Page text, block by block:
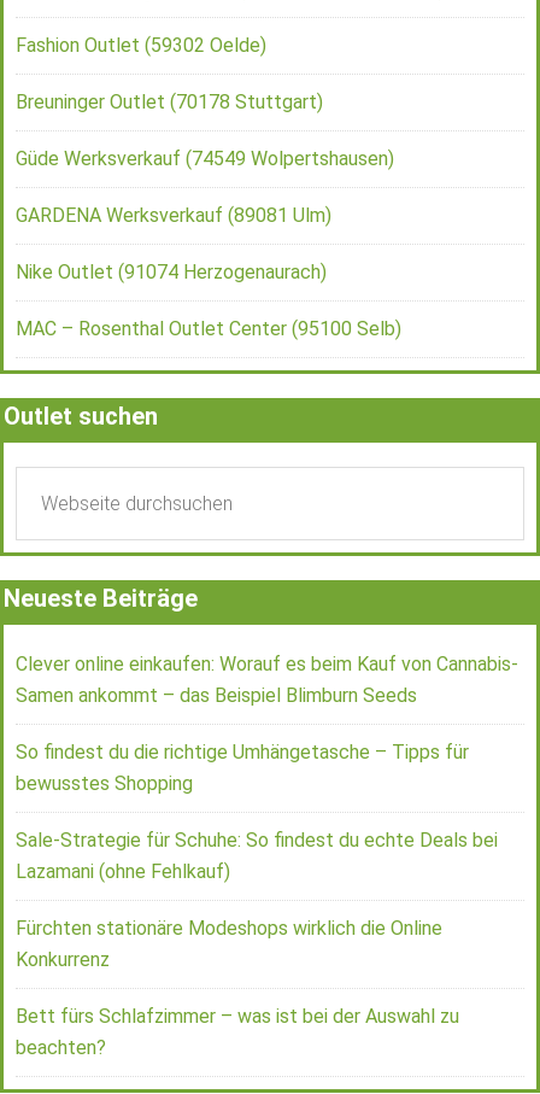
Fashion Outlet (59302 Oelde)
Breuninger Outlet (70178 Stuttgart)
Güde Werksverkauf (74549 Wolpertshausen)
GARDENA Werksverkauf (89081 Ulm)
Nike Outlet (91074 Herzogenaurach)
MAC – Rosenthal Outlet Center (95100 Selb)
Outlet suchen
Neueste Beiträge
Clever online einkaufen: Worauf es beim Kauf von Cannabis-
Samen ankommt – das Beispiel Blimburn Seeds
So findest du die richtige Umhängetasche – Tipps für
bewusstes Shopping
Sale-Strategie für Schuhe: So findest du echte Deals bei
Lazamani (ohne Fehlkauf)
Fürchten stationäre Modeshops wirklich die Online
Konkurrenz
Bett fürs Schlafzimmer – was ist bei der Auswahl zu
beachten?